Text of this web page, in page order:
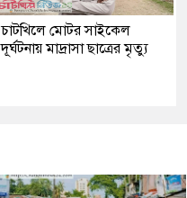
চাটখিলে মোটর সাইকেল
দূর্ঘটনায় মাদ্রাসা ছাত্রের মৃত্যু